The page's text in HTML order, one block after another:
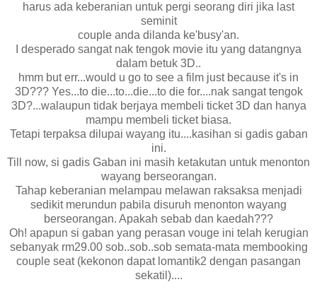
harus ada keberanian untuk pergi seorang diri jika last
seminit
couple anda dilanda ke'busy'an.
I desperado sangat nak tengok movie itu yang datangnya
dalam betuk 3D..
hmm but err...would u go to see a film just because it's in
3D??? Yes...to die...to...die...to die for....nak sangat tengok
3D?...walaupun tidak berjaya membeli ticket 3D dan hanya
mampu membeli ticket biasa.
Tetapi terpaksa dilupai wayang itu....kasihan si gadis gaban
ini.
Till now, si gadis Gaban ini masih ketakutan untuk menonton
wayang berseorangan.
Tahap keberanian melampau melawan raksaksa menjadi
sedikit merundun pabila disuruh menonton wayang
berseorangan. Apakah sebab dan kaedah???
Oh! apapun si gaban yang perasan vouge ini telah kerugian
sebanyak rm29.00 sob..sob..sob semata-mata membooking
couple seat (kekonon dapat lomantik2 dengan pasangan
sekatil)....